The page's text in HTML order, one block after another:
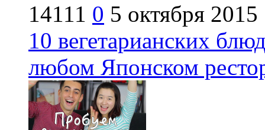
14111 0 5 октября 2015
10 вегетарианских
любом Японском